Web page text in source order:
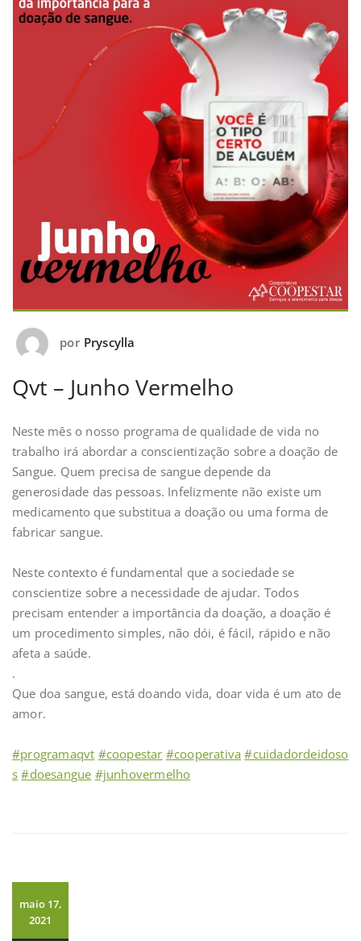
por Pryscylla
Qvt – Junho Vermelho
Neste mês o nosso programa de qualidade de vida no
trabalho irá abordar a conscientização sobre a doação de
Sangue. Quem precisa de sangue depende da
generosidade das pessoas. Infelizmente não existe um
medicamento que substitua a doação ou uma forma de
fabricar sangue.
Neste contexto é fundamental que a sociedade se
conscientize sobre a necessidade de ajudar. Todos
precisam entender a importância da doação, a doação é
um procedimento simples, não dói, é fácil, rápido e não
afeta a saúde.
.
Que doa sangue, está doando vida, doar vida é um ato de
amor.
#programaqvt #coopestar #cooperativa #cuidadordeidoso
s #doesangue #junhovermelho
maio 17,
2021